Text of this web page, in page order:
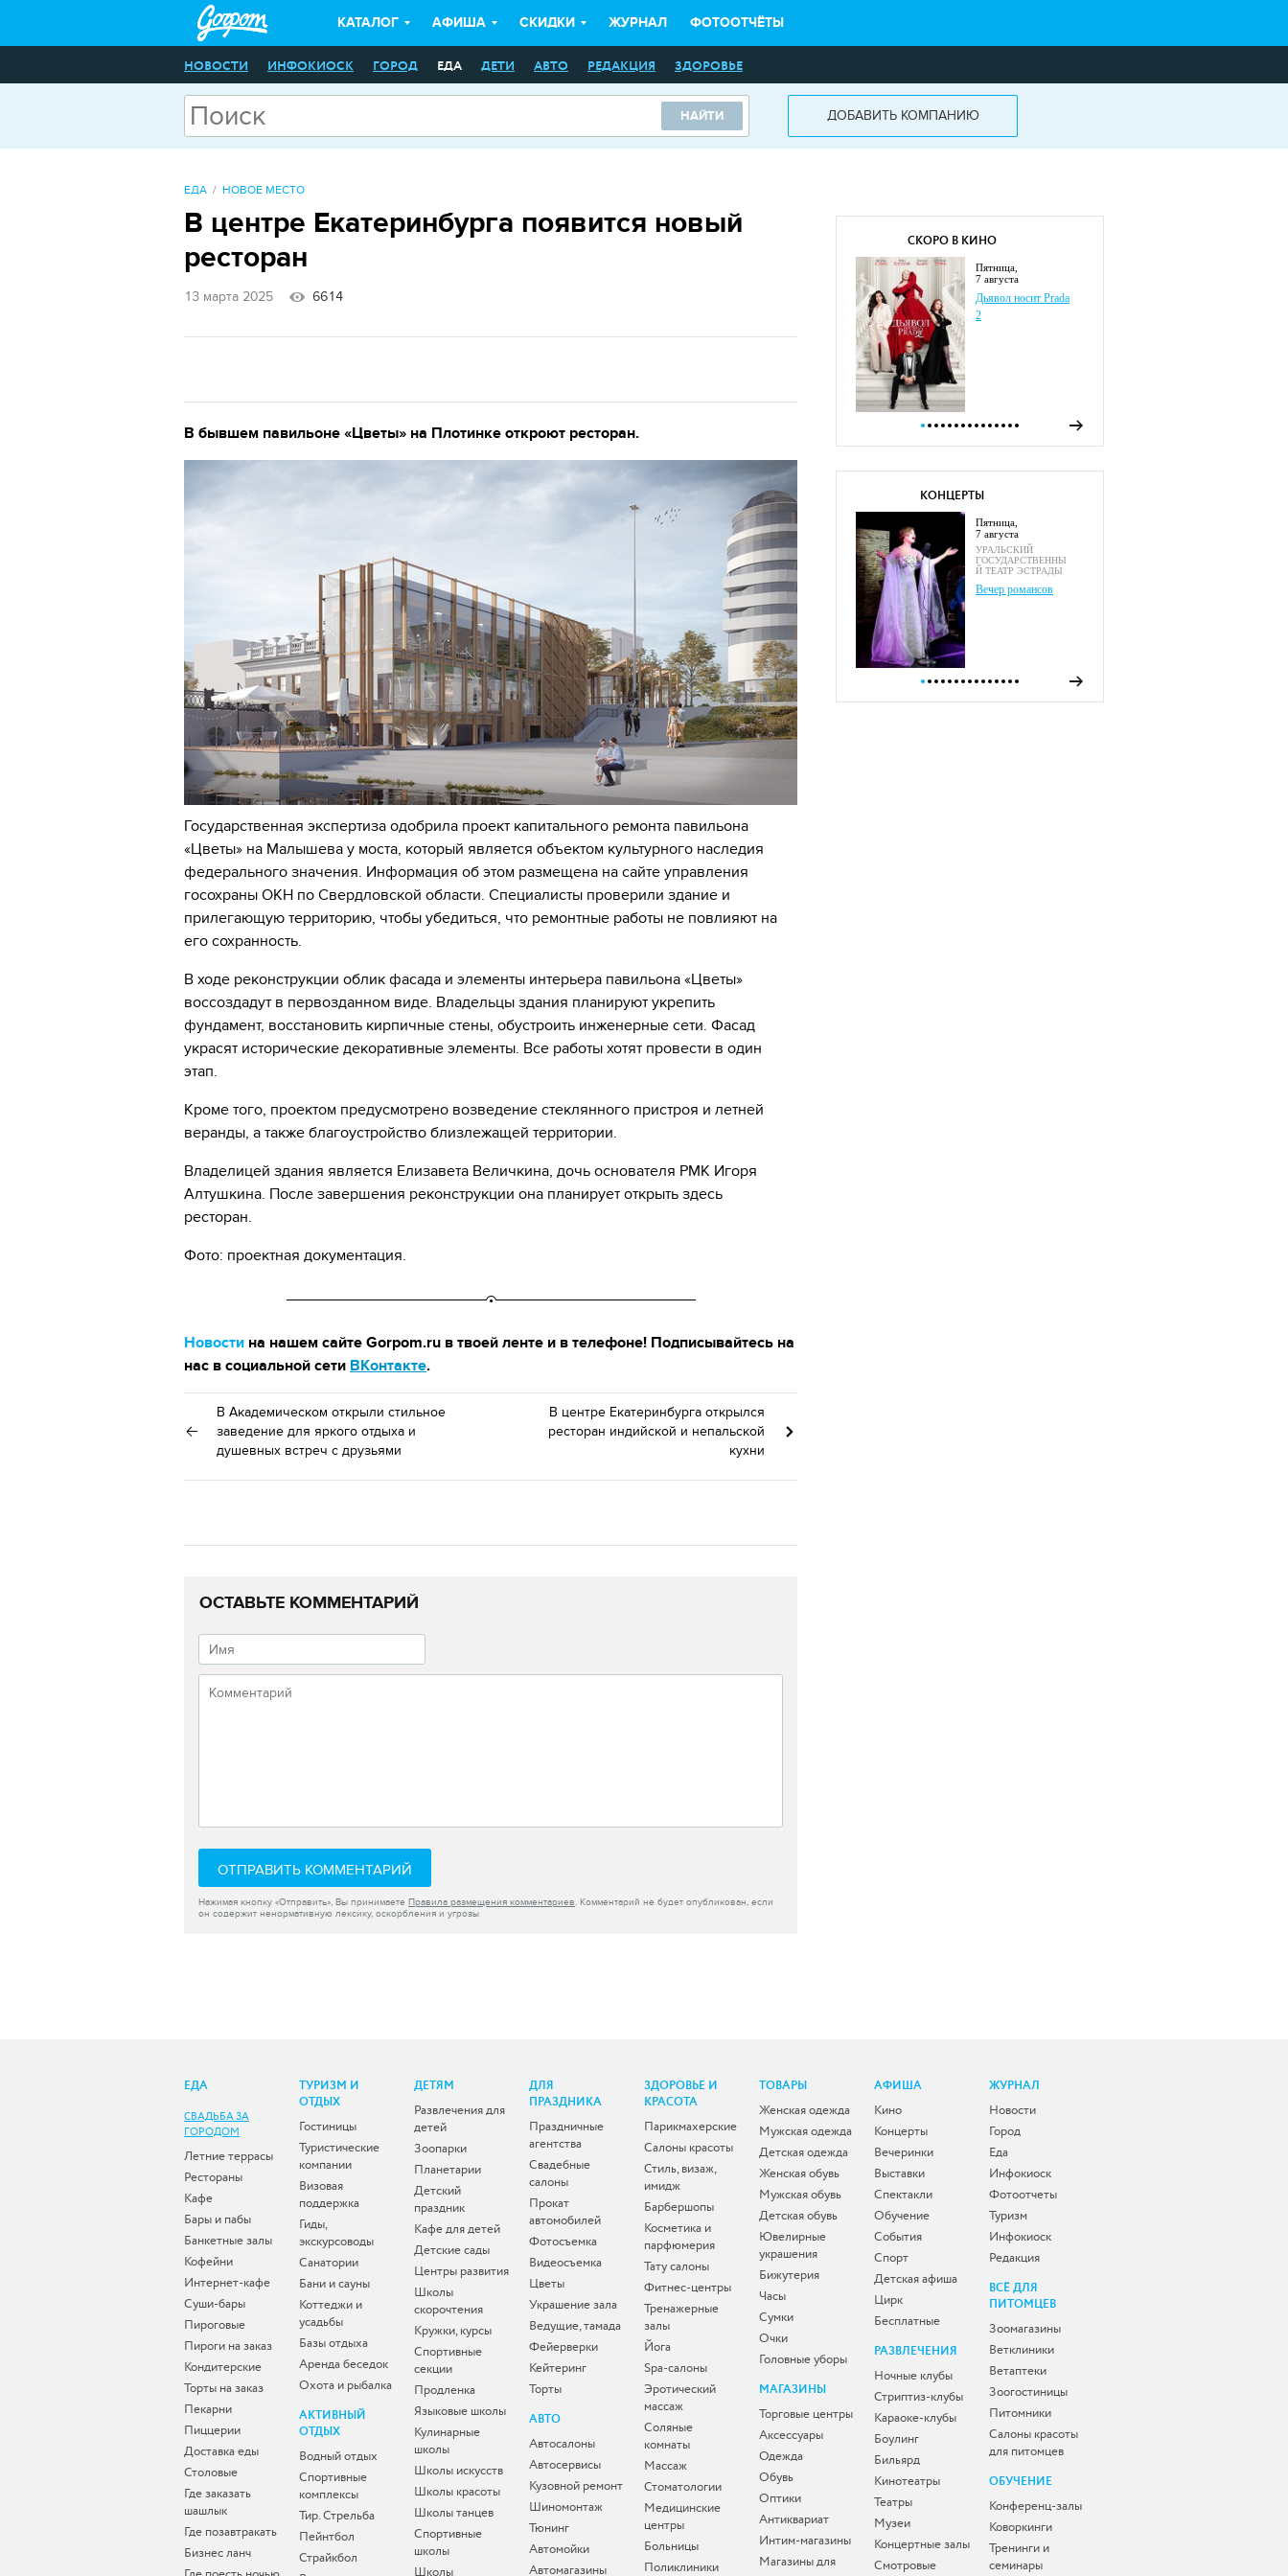
КАТАЛОГ АФИША СКИДКИ ЖУРНАЛ ФОТООТЧЁТЫ
НОВОСТИ ИНФОКИОСК ГОРОД ЕДА ДЕТИ АВТО РЕДАКЦИЯ ЗДОРОВЬЕ
НАЙТИ ДОБАВИТЬ КОМПАНИЮ
ЕДА НОВОЕ МЕСТО
В центре Екатеринбурга появится новый
ресторан
13 марта 2025 6614
В бывшем павильоне «Цветы» на Плотинке откроют ресторан.
Государственная экспертиза одобрила проект капитального ремонта павильона
«Цветы» на Малышева у моста, который является объектом культурного наследия
федерального значения. Информация об этом размещена на сайте управления
госохраны ОКН по Свердловской области. Специалисты проверили здание и
прилегающую территорию, чтобы убедиться, что ремонтные работы не повлияют на
его сохранность.
В ходе реконструкции облик фасада и элементы интерьера павильона «Цветы»
воссоздадут в первозданном виде. Владельцы здания планируют укрепить
фундамент, восстановить кирпичные стены, обустроить инженерные сети. Фасад
украсят исторические декоративные элементы. Все работы хотят провести в один
этап.
Кроме того, проектом предусмотрено возведение стеклянного пристроя и летней
веранды, а также благоустройство близлежащей территории.
Владелицей здания является Елизавета Величкина, дочь основателя РМК Игоря
Алтушкина. После завершения реконструкции она планирует открыть здесь
ресторан.
Фото: проектная документация.
Новости на нашем сайте Gorpom.ru в твоей ленте и в телефоне! Подписывайтесь на
нас в социальной сети ВКонтакте.
В Академическом открыли стильное
заведение для яркого отдыха и
душевных встреч с друзьями
В центре Екатеринбурга открылся
ресторан индийской и непальской
кухни
ОСТАВЬТЕ КОММЕНТАРИЙ
ОТПРАВИТЬ КОММЕНТАРИЙ
Нажимая кнопку «Отправить», Вы принимаете Правила размещения комментариев. Комментарий не будет опубликован, если
он содержит ненормативную лексику, оскорбления и угрозы
СКОРО В КИНО
пятница,
7 августа
Дьявол носит Prada
2
КОНЦЕРТЫ
пятница,
7 августа
УРАЛЬСКИЙ
ГОСУДАРСТВЕННЫ
Й ТЕАТР ЭСТРАДЫ
Вечер романсов
ЕДА
СВАДЬБА ЗА
ГОРОДОМ
Летние террасы
Рестораны
Кафе
Бары и пабы
Банкетные залы
Кофейни
Интернет-кафе
Суши-бары
Пироговые
Пироги на заказ
Кондитерские
Торты на заказ
Пекарни
Пиццерии
Доставка еды
Столовые
Где заказать
шашлык
Где позавтракать
Бизнес ланч
ТУРИЗМ И
ОТДЫХ
Гостиницы
Туристические
компании
Визовая
поддержка
Гиды,
экскурсоводы
Санатории
Бани и сауны
Коттеджи и
усадьбы
Базы отдыха
Аренда беседок
Охота и рыбалка
АКТИВНЫЙ
ОТДЫХ
Водный отдых
Спортивные
комплексы
Тир. Стрельба
Пейнтбол
Страйкбол
ДЕТЯМ
Развлечения для
детей
Зоопарки
Планетарии
Детский
праздник
Кафе для детей
Детские сады
Центры развития
Школы
скорочтения
Кружки, курсы
Спортивные
секции
Продленка
Языковые школы
Кулинарные
школы
Школы искусств
Школы красоты
Школы танцев
Спортивные
школы
Школы
ДЛЯ
ПРАЗДНИКА
Праздничные
агентства
Свадебные
салоны
Прокат
автомобилей
Фотосъемка
Видеосъемка
Цветы
Украшение зала
Ведущие, тамада
Фейерверки
Кейтеринг
Торты
АВТО
Автосалоны
Автосервисы
Кузовной ремонт
Шиномонтаж
Тюнинг
Автомойки
Автомагазины
ЗДОРОВЬЕ И
КРАСОТА
Парикмахерские
Салоны красоты
Стиль, визаж,
имидж
Барбершопы
Косметика и
парфюмерия
Тату салоны
Фитнес-центры
Тренажерные
залы
Йога
Spa-салоны
Эротический
массаж
Соляные
комнаты
Массаж
Стоматологии
Медицинские
центры
Больницы
Поликлиники
ТОВАРЫ
Женская одежда
Мужская одежда
Детская одежда
Женская обувь
Мужская обувь
Детская обувь
Ювелирные
украшения
Бижутерия
Часы
Сумки
Очки
Головные уборы
МАГАЗИНЫ
Торговые центры
Аксессуары
Одежда
Обувь
Оптики
Антиквариат
Интим-магазины
Магазины для
АФИША
Кино
Концерты
Вечеринки
Выставки
Спектакли
Обучение
События
Спорт
Детская афиша
Цирк
Бесплатные
РАЗВЛЕЧЕНИЯ
Ночные клубы
Стриптиз-клубы
Караоке-клубы
Боулинг
Бильярд
Кинотеатры
Театры
Музеи
Концертные залы
Смотровые
ЖУРНАЛ
Новости
Город
Еда
Инфокиоск
Фотоотчеты
Туризм
Инфокиоск
Редакция
ВСЁ ДЛЯ
ПИТОМЦЕВ
Зоомагазины
Ветклиники
Ветаптеки
Зоогостиницы
Питомники
Салоны красоты
для питомцев
ОБУЧЕНИЕ
Конференц-залы
Коворкинги
Тренинги и
семинары